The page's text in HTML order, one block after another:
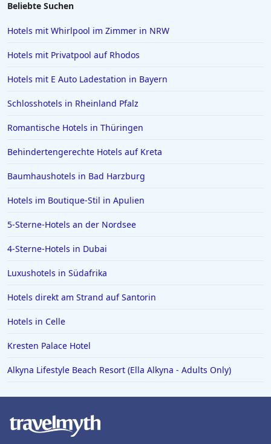
4-Sterne-Hotels auf Santorin
4-Sterne-Hotels in Langeoog
Beliebte Suchen
Hotels mit Whirlpool im Zimmer in NRW
Hotels mit Privatpool auf Rhodos
Hotels mit E Auto Ladestation in Bayern
Schlosshotels in Rheinland Pfalz
Romantische Hotels in Thüringen
Behindertengerechte Hotels auf Kreta
Baumhaushotels in Bad Harzburg
Hotels im Boutique-Stil in Apulien
5-Sterne-Hotels an der Nordsee
4-Sterne-Hotels in Dubai
Luxushotels in Südafrika
Hotels direkt am Strand auf Santorin
Hotels in Celle
Kresten Palace Hotel
Alkyna Lifestyle Beach Resort (Ella Alkyna - Adults Only)